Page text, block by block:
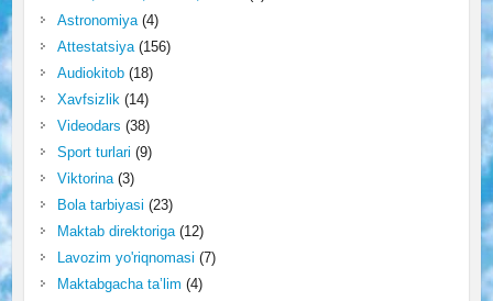
Astronomiya(4)
Attestatsiya(156)
Audiokitob(18)
Xavfsizlik(14)
Videodars (38)
Sport turlari (9)
Viktorina(3)
Bola tarbiyasi (23)
Maktab direktoriga(12)
Lavozim yo'riqnomasi (7)
Maktabgacha ta’lim (4)